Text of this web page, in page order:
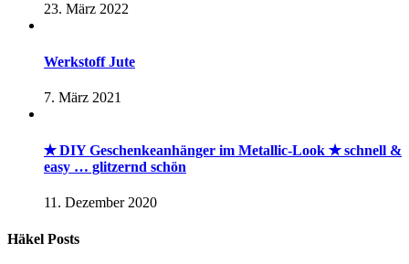
23. März 2022
Werkstoff Jute
7. März 2021
✭ DIY Geschenkeanhänger im Metallic-Look ✭ schnell &
easy … glitzernd schön
11. Dezember 2020
Häkel Posts